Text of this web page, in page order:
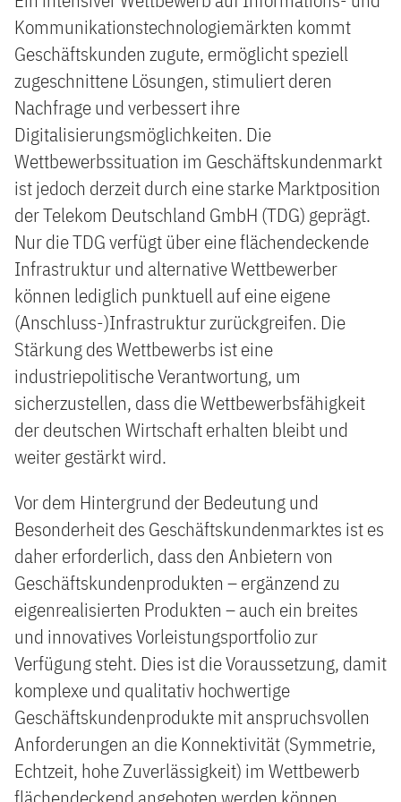
Kommunikationstechnologiemärkten kommt
Geschäftskunden zugute, ermöglicht speziell
zugeschnittene Lösungen, stimuliert deren
Nachfrage und verbessert ihre
Digitalisierungsmöglichkeiten. Die
Wettbewerbssituation im Geschäftskundenmarkt
ist jedoch derzeit durch eine starke Marktposition
der Telekom Deutschland GmbH (TDG) geprägt.
Nur die TDG verfügt über eine flächendeckende
Infrastruktur und alternative Wettbewerber
können lediglich punktuell auf eine eigene
(Anschluss-)Infrastruktur zurückgreifen. Die
Stärkung des Wettbewerbs ist eine
industriepolitische Verantwortung, um
sicherzustellen, dass die Wettbewerbsfähigkeit
der deutschen Wirtschaft erhalten bleibt und
weiter gestärkt wird.
Vor dem Hintergrund der Bedeutung und
Besonderheit des Geschäftskundenmarktes ist es
daher erforderlich, dass den Anbietern von
Geschäftskundenprodukten – ergänzend zu
eigenrealisierten Produkten – auch ein breites
und innovatives Vorleistungsportfolio zur
Verfügung steht. Dies ist die Voraussetzung, damit
komplexe und qualitativ hochwertige
Geschäftskundenprodukte mit anspruchsvollen
Anforderungen an die Konnektivität (Symmetrie,
Echtzeit, hohe Zuverlässigkeit) im Wettbewerb